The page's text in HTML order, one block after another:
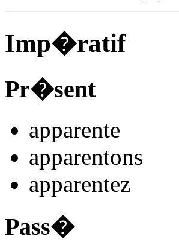
Imp�ratif
Pr�sent
apparente
apparentons
apparentez
Pass�